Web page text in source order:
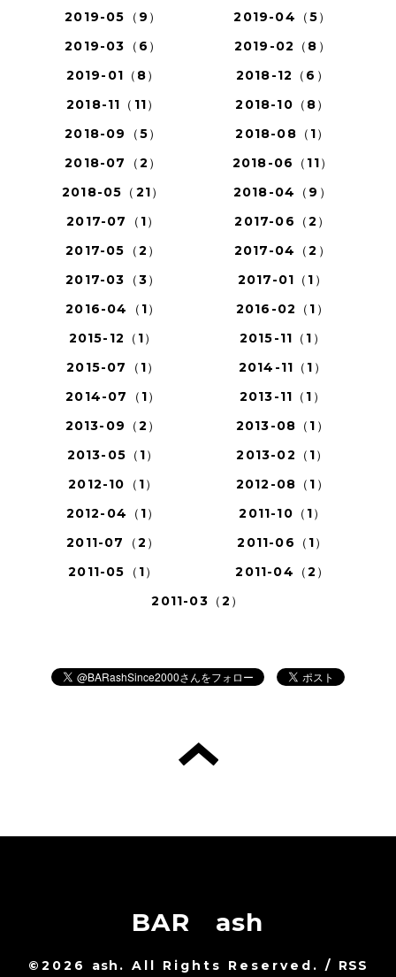
2019-05（9）
2019-04（5）
2019-03（6）
2019-02（8）
2019-01（8）
2018-12（6）
2018-11（11）
2018-10（8）
2018-09（5）
2018-08（1）
2018-07（2）
2018-06（11）
2018-05（21）
2018-04（9）
2017-07（1）
2017-06（2）
2017-05（2）
2017-04（2）
2017-03（3）
2017-01（1）
2016-04（1）
2016-02（1）
2015-12（1）
2015-11（1）
2015-07（1）
2014-11（1）
2014-07（1）
2013-11（1）
2013-09（2）
2013-08（1）
2013-05（1）
2013-02（1）
2012-10（1）
2012-08（1）
2012-04（1）
2011-10（1）
2011-07（2）
2011-06（1）
2011-05（1）
2011-04（2）
2011-03（2）
BAR ash
©2026 ash . All Rights Reserved. / RSS